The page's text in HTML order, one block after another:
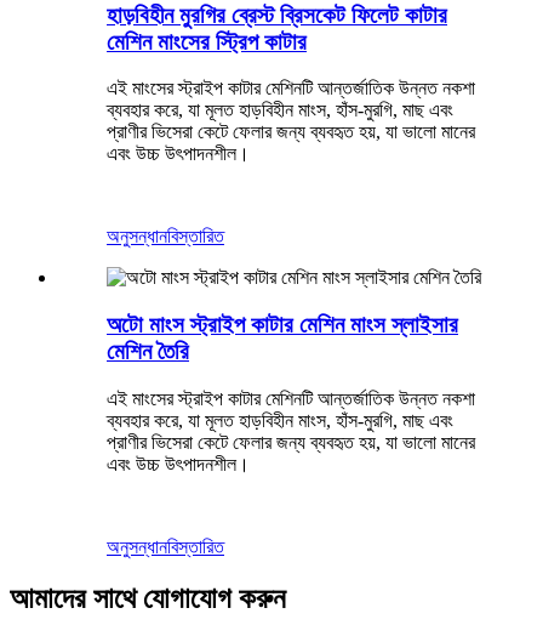
হাড়বিহীন মুরগির ব্রেস্ট ব্রিসকেট ফিলেট কাটার
মেশিন মাংসের স্ট্রিপ কাটার
এই মাংসের স্ট্রাইপ কাটার মেশিনটি আন্তর্জাতিক উন্নত নকশা
ব্যবহার করে, যা মূলত হাড়বিহীন মাংস, হাঁস-মুরগি, মাছ এবং
প্রাণীর ভিসেরা কেটে ফেলার জন্য ব্যবহৃত হয়, যা ভালো মানের
এবং উচ্চ উৎপাদনশীল।
অনুসন্ধানবিস্তারিত
অটো মাংস স্ট্রাইপ কাটার মেশিন মাংস স্লাইসার
মেশিন তৈরি
এই মাংসের স্ট্রাইপ কাটার মেশিনটি আন্তর্জাতিক উন্নত নকশা
ব্যবহার করে, যা মূলত হাড়বিহীন মাংস, হাঁস-মুরগি, মাছ এবং
প্রাণীর ভিসেরা কেটে ফেলার জন্য ব্যবহৃত হয়, যা ভালো মানের
এবং উচ্চ উৎপাদনশীল।
অনুসন্ধানবিস্তারিত
আমাদের সাথে যোগাযোগ করুন